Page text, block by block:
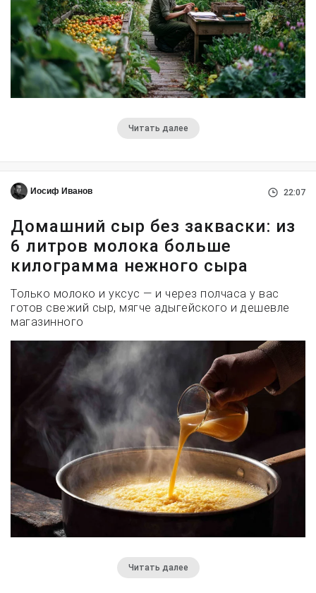
Читать далее
Иосиф Иванов 22:07
Домашний сыр без закваски: из
6 литров молока больше
килограмма нежного сыра
Только молоко и уксус — и через полчаса у вас
готов свежий сыр, мягче адыгейского и дешевле
магазинного
Читать далее